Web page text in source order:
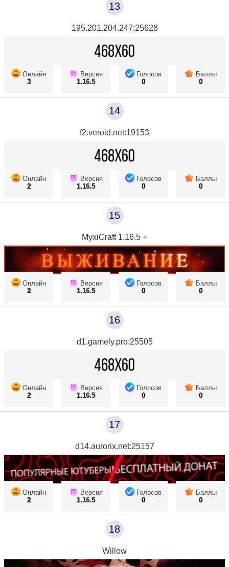
13
195.201.204.247:25628
Онлайн
3
Версия
1.16.5
Голосов
0
Баллы
0
14
f2.veroid.net:19153
Онлайн
2
Версия
1.16.5
Голосов
0
Баллы
0
15
MyxiCraft 1.16.5 +
Онлайн
2
Версия
1.16.5
Голосов
0
Баллы
0
16
d1.gamely.pro:25505
Онлайн
2
Версия
1.16.5
Голосов
0
Баллы
0
17
d14.aurorix.net:25157
Онлайн
2
Версия
1.16.5
Голосов
0
Баллы
0
18
Willow